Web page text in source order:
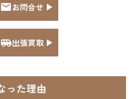
お問合せ
出張買取
った理由